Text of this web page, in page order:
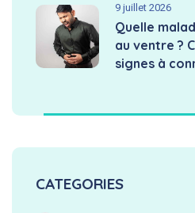
9 juillet 2026
Quelle
au ventre ?
signes à
CATEGORIES